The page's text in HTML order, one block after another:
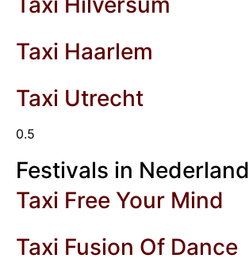
Taxi Haarlem
Taxi Utrecht
Festivals in Nederland
Taxi Free Your Mind
Taxi Fusion Of Dance